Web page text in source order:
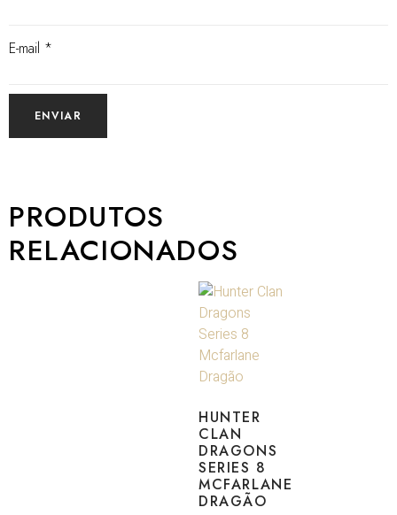
E-mail *
PRODUTOS
RELACIONADOS
HUNTER
CLAN
DRAGONS
SERIES 8
MCFARLANE
DRAGÃO